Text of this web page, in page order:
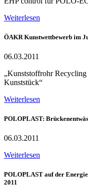
Weiterlesen
ÖAKR Kunstwettbewerb im
06.03.2011
„Kunststoffrohr
Kunststück“
Weiterlesen
POLOPLAST:
06.03.2011
Weiterlesen
POLOPLAST auf der
2011